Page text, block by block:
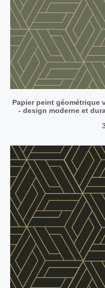
Papier peint géométrique
- design moderne et